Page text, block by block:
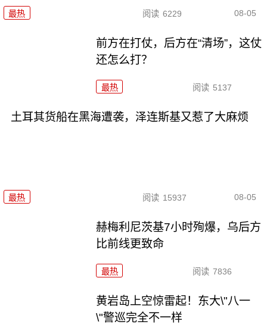
最热 阅读 6229 08-05
前方在打仗，后方在“清场”，这仗
还怎么打？
最热 阅读 5137
土耳其货船在黑海遭袭，泽连斯基又惹了大麻烦
最热 阅读 15937 08-05
赫梅利尼茨基7小时殉爆，乌后方
比前线更致命
最热 阅读 7836
黄岩岛上空惊雷起！东大\"八一
\"警巡完全不一样